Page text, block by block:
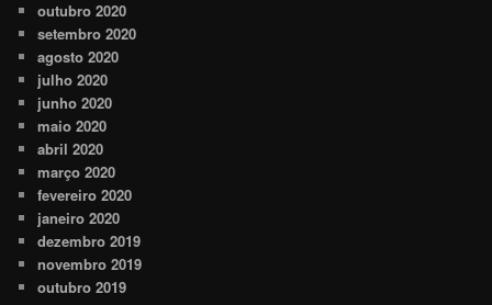
outubro 2020
setembro 2020
agosto 2020
julho 2020
junho 2020
maio 2020
abril 2020
março 2020
fevereiro 2020
janeiro 2020
dezembro 2019
novembro 2019
outubro 2019